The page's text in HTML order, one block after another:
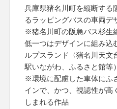
兵庫県猪名川町を縦断する
るラッピングバスの車両デ
※猪名川町の阪急バス杉生
低一つはデザインに組み込
ルプスランド〈猪名川天文
駅いながわ、ふるさと館等）
※環境に配慮した車体にふ
インで、かつ、視認性が高
しまれる作品